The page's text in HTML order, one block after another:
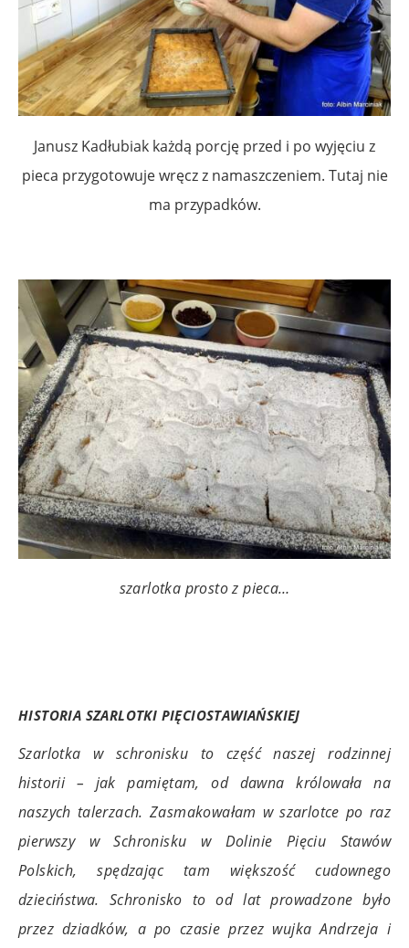
Janusz Kadłubiak każdą porcję przed i po wyjęciu z
pieca przygotowuje wręcz z namaszczeniem. Tutaj nie
ma przypadków.
szarlotka prosto z pieca…
HISTORIA SZARLOTKI PIĘCIOSTAWIAŃSKIEJ
Szarlotka w schronisku to część naszej rodzinnej
historii – jak pamiętam, od dawna królowała na
naszych talerzach. Zasmakowałam w szarlotce po raz
pierwszy w Schronisku w Dolinie Pięciu Stawów
Polskich, spędzając tam większość cudownego
dzieciństwa. Schronisko to od lat prowadzone było
przez dziadków, a po czasie przez wujka Andrzeja i